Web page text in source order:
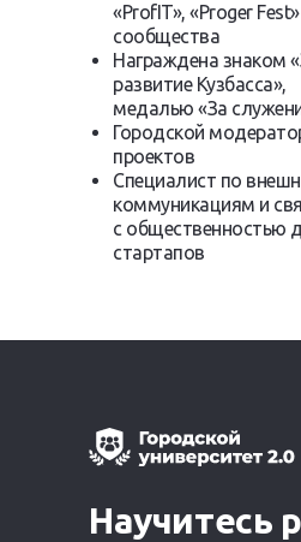
«ProfIT», «Proger
сообщества
Награждена знаком
развитие Кузбасса»,
медалью «За
Городской
проектов
Специалист по
коммуникациям и
с общественностью
стартапов
Научитесь